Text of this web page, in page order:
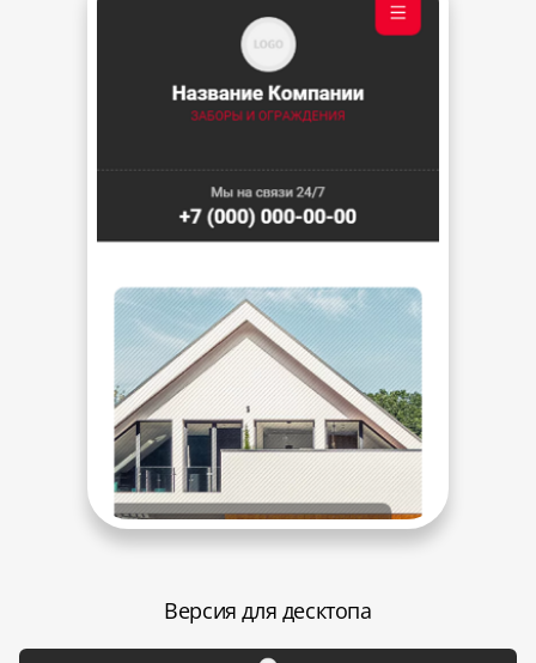
Версия для десктопа